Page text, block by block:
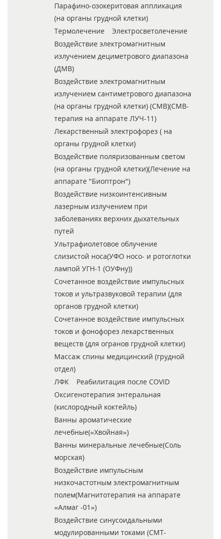
Парафино-озокеритовая аппликация
(на органы грудной клетки)
Термолечение
Электросветолечение
Воздействие электромагнитным
излучением дециметрового диапазона
(ДМВ)
Воздействие электромагнитным
излучением сантиметрового диапазона
(на органы грудной клетки) (СМВ)(СМВ-
терапия на аппарате ЛУЧ-11)
Лекарственный электрофорез ( на
органы грудной клетки)
Воздействие поляризованным светом
(на органы грудной клетки)(Лечение на
аппарате "Биоптрон")
Воздействие низкоинтенсивным
лазерным излучением при
заболеваниях верхних дыхательных
путей
Ультрафиолетовое облучение
слизистой носа(УФО носо- и ротоглотки
лампой УГН-1 (ОУФну))
Сочетанное воздействие импульсных
токов и ультразвуковой терапии (для
органов грудной клетки)
Сочетанное воздействие импульсных
токов и фонофорез лекарственных
веществ (для огранов грудной клетки)
Массаж спины медицинский (грудной
отдел)
ЛФК
Реабилитация после COVID
Оксигенотерапия энтеральная
(кислородный коктейль)
Ванны ароматические
лечебные(«Хвойная»)
Ванны минеральные лечебные(Соль
морская)
Воздействие импульсным
низкочастотным электромагнитным
полем(Магнитотерапия на аппарате
«Алмаг -01»)
Воздействие синусоидальными
модулированными токами (СМТ-